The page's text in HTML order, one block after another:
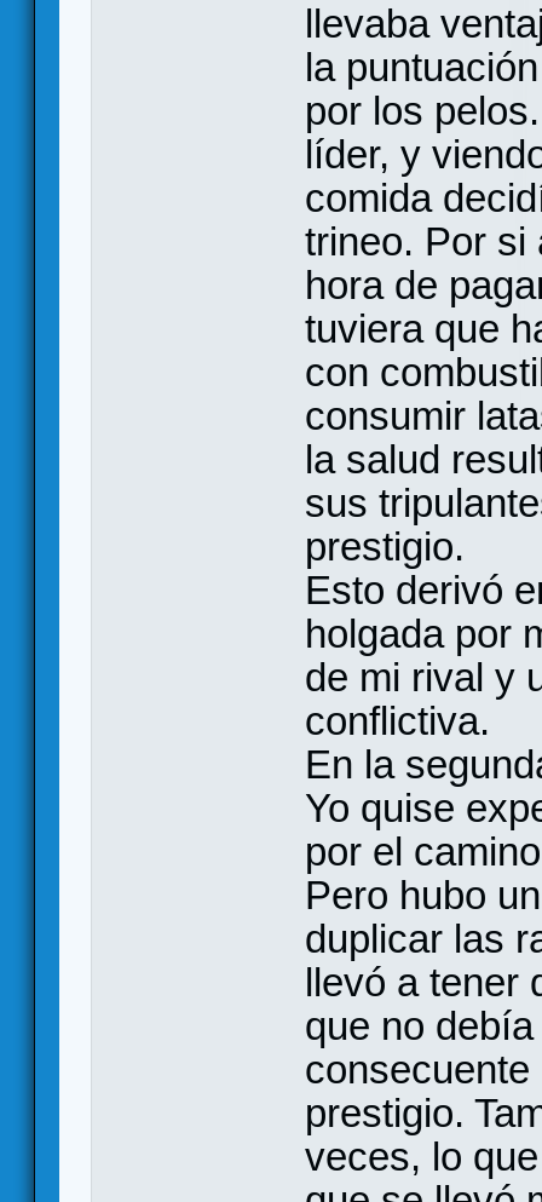
llevaba
la
por los
líder, y
comida
trineo. Por si
hora de
tuviera que
con
consumir
la salud
sus
prestigio.
Esto derivó
holgada por
de mi rival y
conflictiva.
En la
Yo quise
por el
Pero hubo
duplicar las
llevó a tener
que no
prestigio.
veces, lo